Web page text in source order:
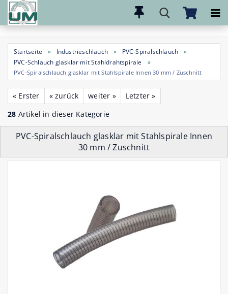
Direkt
Hauptinhalt
Startseite » Industrieschlauch » PVC-Spiralschlauch
»
PVC-Schlauch glasklar mit Stahldrahtspirale
»
PVC-Spiralschlauch glasklar mit Stahlspirale Innen 30 mm / Zuschnitt
« Erster « zurück weiter »
Letzter »
28 Artikel in dieser Kategorie
PVC-Spiralschlauch glasklar mit Stahlspirale Innen
30 mm / Zuschnitt